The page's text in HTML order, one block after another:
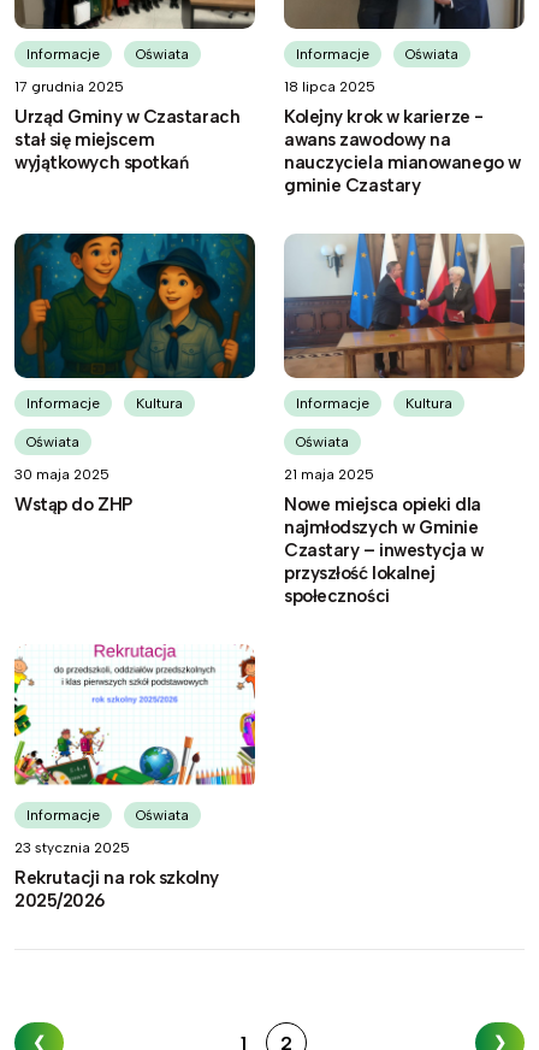
Informacje
Oświata
17 grudnia 2025
Urząd Gminy w Czastarach
stał się miejscem
wyjątkowych spotkań
Informacje
Oświata
18 lipca 2025
Kolejny krok w karierze -
awans zawodowy na
nauczyciela mianowanego w
gminie Czastary
Informacje Kultura
Oświata
30 maja 2025
Wstąp do ZHP
Informacje Kultura
Oświata
21 maja 2025
Nowe miejsca opieki dla
najmłodszych w Gminie
Czastary – inwestycja w
przyszłość lokalnej
społeczności
Informacje
Oświata
23 stycznia 2025
Rekrutacji na rok szkolny
2025/2026
❮ 1 2 ❯